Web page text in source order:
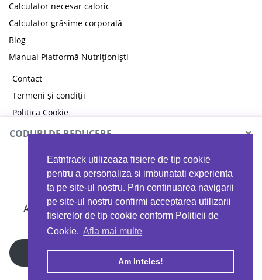
Eatntrack utilizeaza fisiere de tip cookie
pentru a personaliza si imbunatati experienta
ta pe site-ul nostru. Prin continuarea navigarii
pe site-ul nostru confirmi acceptarea utilizarii
fisierelor de tip cookie conform Politicii de
Cookie. Afla mai multe
Am Inteles!
Calculator necesar caloric
Calculator grăsime corporală
Blog
Manual Platformă Nutriționiști
Contact
Termeni și condiții
Politica Cookie
Politica de confidențialitate
Copyright © 2026 EAT & TRACK S.R.L
CODURI DE REDUCERE ×
MYPROTEIN
Ai 40%reducere la orice comandă folosind codul
EATTRACK
Profită acum